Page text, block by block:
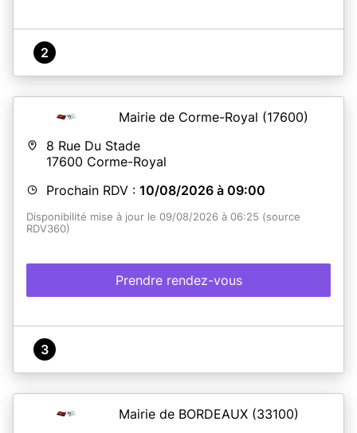
2
Mairie de Corme-Royal (17600)
8 Rue Du Stade
17600 Corme-Royal
Prochain RDV : 10/08/2026 à 09:00
Disponibilité mise à jour le 09/08/2026 à 06:25 (source
RDV360)
Prendre rendez-vous
3
Mairie de BORDEAUX (33100)